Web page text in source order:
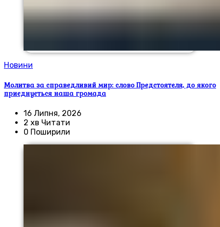
Новини
Молитва за справедливий мир: слово Предстоятеля, до якого
приєднується наша громада
16 Липня, 2026
2 хв Читати
0 Поширили